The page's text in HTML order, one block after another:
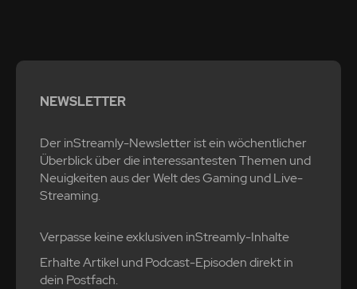
NEWSLETTER
Der inStreamly-Newsletter ist ein wöchentlicher
Überblick über die interessantesten Themen und
Neuigkeiten aus der Welt des Gaming und Live-
Streaming.
Verpasse keine exklusiven inStreamly-Inhalte
Erhalte Artikel und Podcast-Episoden direkt in
dein Postfach.